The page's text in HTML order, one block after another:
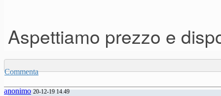
Aspettiamo prezzo e
Commenta
anonimo 20-12-19 14.49